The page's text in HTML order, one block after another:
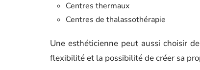
Centres thermaux
Centres de thalassothérapie
Une esthéticienne peut aussi choisir
flexibilité et la possibilité de créer sa